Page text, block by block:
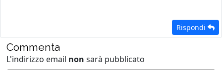
Rispondi
Commenta
L'indirizzo email non sarà pubblicato